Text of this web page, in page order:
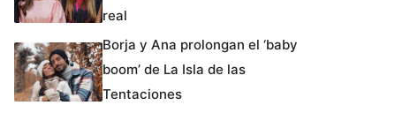
real
Borja y Ana prolongan el ‘baby
boom’ de La Isla de las
Tentaciones